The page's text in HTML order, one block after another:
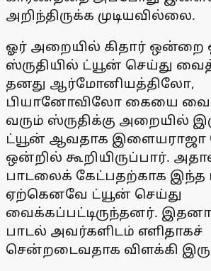
அறிந்திருக்க முடியவில்லை.
ஓர் அறையில் கிதார் ஒன்றை
ஸ்ருதியில் ட்யூன் செய்து
தனது ஆர்மோனியத்திலோ,
பியானோவிலோ கையை
வரும் ஸ்ருதிக்கு அறையில்
ட்யூன் ஆவதாக இளையராஜா
ஒன்றில் கூறியிருப்பார்.
பாடலைக் கேட்பதற்காக இந்த
ஏற்கெனவே ட்யூன் செய்து
வைக்கப்பட்டிருந்தனர்.
பாடல் அவர்களிடம் எளிதாகச்
சென்றடைவதாக விளக்கி